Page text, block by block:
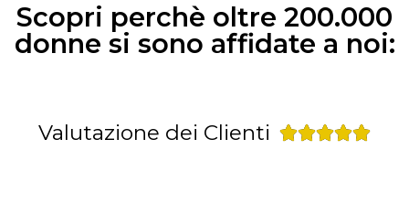
Scopri perchè oltre 200.000
donne si sono affidate a noi:
Valutazione dei Clienti 